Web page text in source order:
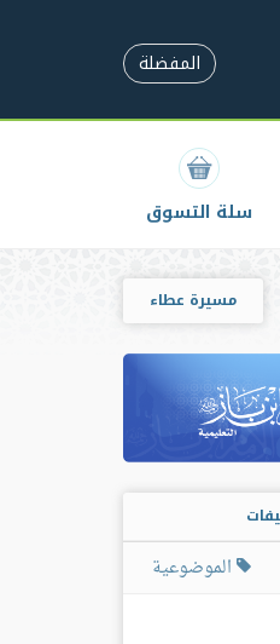
المفضلة
سلة التسوق
مسيرة عطاء
الموضوعية